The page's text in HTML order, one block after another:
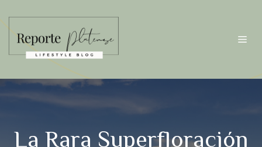
contenido
La Rara Superfloración